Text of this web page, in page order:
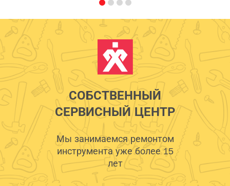
СОБСТВЕННЫЙ
СЕРВИСНЫЙ ЦЕНТР
Мы занимаемся ремонтом
инструмента уже более 15
лет